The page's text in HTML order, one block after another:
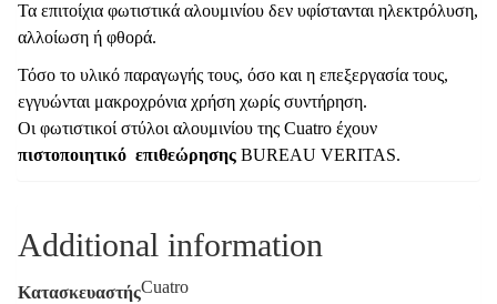
Τα επιτοίχια φωτιστικά αλουμινίου δεν υφίστανται ηλεκτρόλυση,
αλλοίωση ή φθορά.
Τόσο το υλικό παραγωγής τους, όσο και η επεξεργασία τους,
εγγυώνται μακροχρόνια χρήση χωρίς συντήρηση.
Οι φωτιστικοί στύλοι αλουμινίου της Cuatro έχουν
πιστοποιητικό επιθεώρησης BUREAU VERITAS.
Additional information
ΚατασκευαστήςCuatro